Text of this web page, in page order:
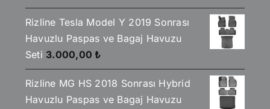
Rizline Tesla Model Y 2019 Sonrası
Havuzlu Paspas ve Bagaj Havuzu
Seti 3.000,00 ₺
Rizline MG HS 2018 Sonrası Hybrid
Havuzlu Paspas ve Bagaj Havuzu